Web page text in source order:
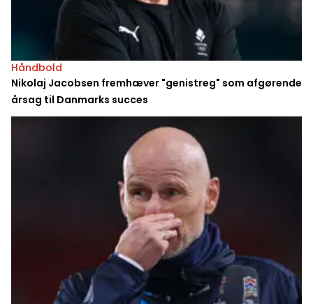
Håndbold
Nikolaj Jacobsen fremhæver "genistreg" som afgørende
årsag til Danmarks succes